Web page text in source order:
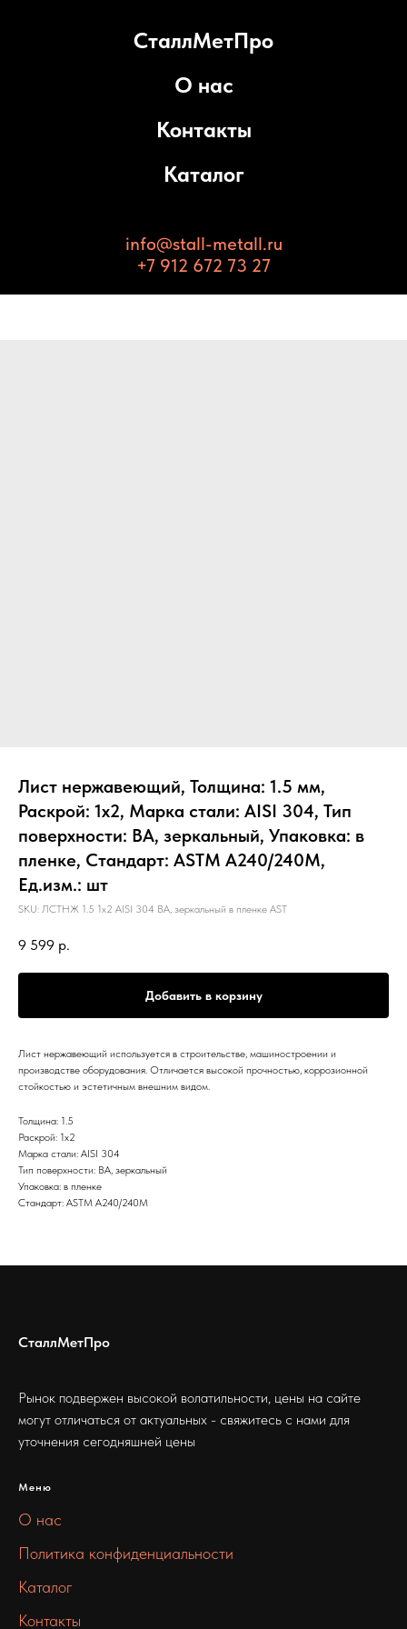
СталлМетПро
О нас
Контакты
Каталог
info@stall-metall.ru
+7 912 672 73 27
Лист нержавеющий, Толщина: 1.5 мм,
Раскрой: 1х2, Марка стали: AISI 304, Тип
поверхности: BA, зеркальный, Упаковка: в
пленке, Стандарт: ASTM А240/240М,
Ед.изм.: шт
SKU: ЛСТНЖ 1.5 1х2 AISI 304 BA, зеркальный в пленке AST
9 599 р.
Добавить в корзину
Лист нержавеющий используется в строительстве, машиностроении и
производстве оборудования. Отличается высокой прочностью, коррозионной
стойкостью и эстетичным внешним видом.
Толщина: 1.5
Раскрой: 1х2
Марка стали: AISI 304
Тип поверхности: BA, зеркальный
Упаковка: в пленке
Стандарт: ASTM А240/240М
СталлМетПро
Рынок подвержен высокой волатильности, цены на сайте
могут отличаться от актуальных - свяжитесь с нами для
уточнения сегодняшней цены
Меню
О нас
Политика конфиденциальности
Каталог
Контакты